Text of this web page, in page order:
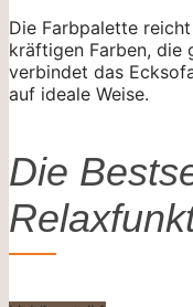
Die Farbpalette
kräftigen Farben, die
verbindet das
auf ideale Weise.
Die